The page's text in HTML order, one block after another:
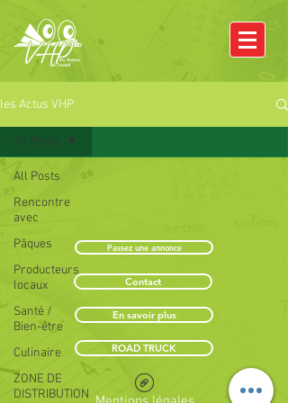
les Actus VHP
All Posts
Rencontre
avec
Pâques
Producteurs
locaux
Santé /
Bien-être
Culinaire
ZONE DE
DISTRIBUTION
All Posts
Passez une annonce
Contact
En savoir plus
ROAD TRUCK